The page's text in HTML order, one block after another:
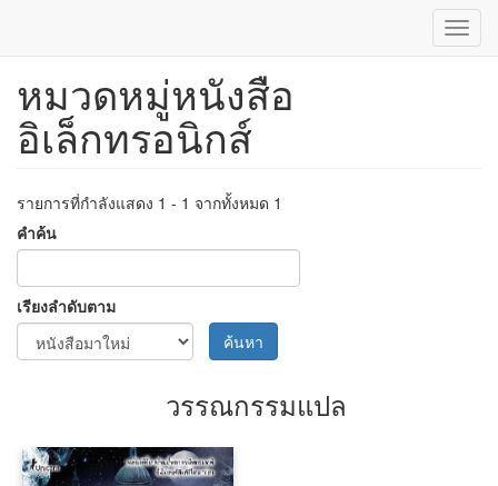
ข้าม
เนื้อหา
หมวดหมู่หนังสือ
อิเล็กทรอนิกส์
รายการที่กำลังแสดง 1 - 1 จากทั้งหมด 1
คำค้น
เรียงลำดับตาม
ค้นหา
วรรณกรรมแปล